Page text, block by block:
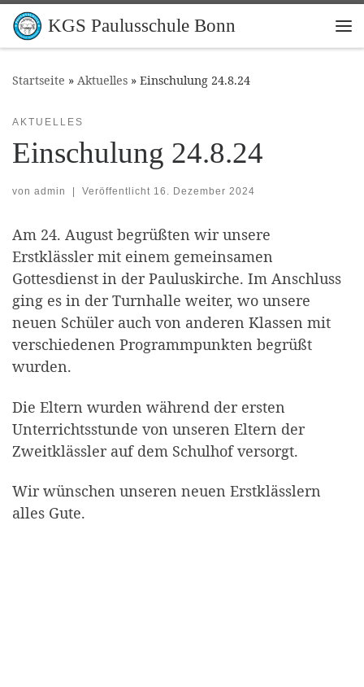
Zum Inhalt springen
KGS Paulusschule Bonn
Startseite » Aktuelles » Einschulung 24.8.24
AKTUELLES
Einschulung 24.8.24
von admin Veröffentlicht 16. Dezember 2024
Am 24. August begrüßten wir unsere
Erstklässler mit einem gemeinsamen
Gottesdienst in der Pauluskirche. Im Anschluss
ging es in der Turnhalle weiter, wo unsere
neuen Schüler auch von anderen Klassen mit
verschiedenen Programmpunkten begrüßt
wurden.
Die Eltern wurden während der ersten
Unterrichtsstunde von unseren Eltern der
Zweitklässler auf dem Schulhof versorgt.
Wir wünschen unseren neuen Erstklässlern
alles Gute.